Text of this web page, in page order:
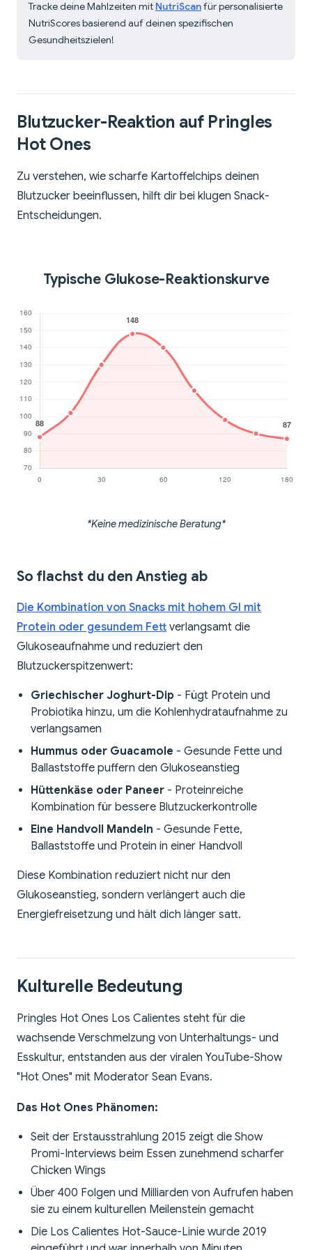
Tracke deine Mahlzeiten mit NutriScanfür personalisierte
NutriScores basierend auf deinen spezifischen
Gesundheitszielen!
Blutzucker-Reaktion auf Pringles
Hot Ones
Zu verstehen, wie scharfe Kartoffelchips deinen
Blutzucker beeinflussen, hilft dir bei klugen Snack-
Entscheidungen.
Typische Glukose-Reaktionskurve
*Keine medizinische Beratung*
So flachst du den Anstieg ab
Die Kombination von Snacks mit hohem GI mit
Protein oder gesundem Fett verlangsamt die
Glukoseaufnahme und reduziert den
Blutzuckerspitzenwert:
Griechischer Joghurt-Dip - Fügt Protein und
Probiotika hinzu, um die Kohlenhydrataufnahme zu
verlangsamen
Hummus oder Guacamole - Gesunde Fette und
Ballaststoffe puffern den Glukoseanstieg
Hüttenkäse oder Paneer - Proteinreiche
Kombination für bessere Blutzuckerkontrolle
Eine Handvoll Mandeln - Gesunde Fette,
Ballaststoffe und Protein in einer Handvoll
Diese Kombination reduziert nicht nur den
Glukoseanstieg, sondern verlängert auch die
Energiefreisetzung und hält dich länger satt.
Kulturelle Bedeutung
Pringles Hot Ones Los Calientes steht für die
wachsende Verschmelzung von Unterhaltungs- und
Esskultur, entstanden aus der viralen YouTube-Show
"Hot Ones" mit Moderator Sean Evans.
Das Hot Ones Phänomen:
Seit der Erstausstrahlung 2015 zeigt die Show
Promi-Interviews beim Essen zunehmend scharfer
Chicken Wings
Über 400 Folgen und Milliarden von Aufrufen haben
sie zu einem kulturellen Meilenstein gemacht
Die Los Calientes Hot-Sauce-Linie wurde 2019